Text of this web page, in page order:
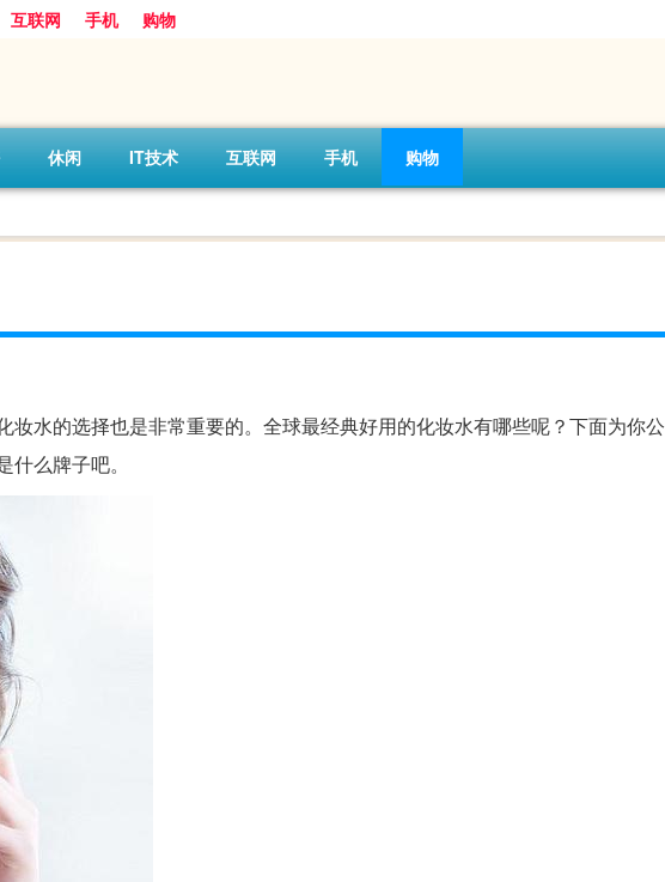
互联网 手机 购物
休闲 IT技术 互联网 手机 购物
水的选择也是非常重要的。全球最经典好用的化妆水有哪些呢？下面为你公
么牌子吧。